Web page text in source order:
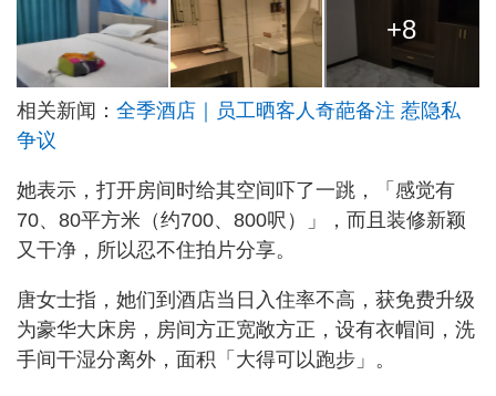
+8
相关新闻： 全季酒店｜员工晒客人奇葩备注 惹隐私
争议
她表示，打开房间时给其空间吓了一跳，「感觉有
70、80平方米（约700、800呎）」，而且装修新颖
又干净，所以忍不住拍片分享。
唐女士指，她们到酒店当日入住率不高，获免费升级
为豪华大床房，房间方正宽敞方正，设有衣帽间，洗
手间干湿分离外，面积「大得可以跑步」。